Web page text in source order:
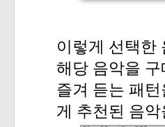
이렇게 선택한
해당 음악을 구
즐겨 듣는 패턴
게 추천된 음악